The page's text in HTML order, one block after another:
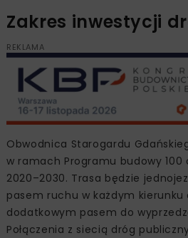
Zakres inwestycji
REKLAMA
Obwodnica Starogardu
w ramach Programu budowy
2020–2030. Trasa będzie
pasem ruchu w każdym
dodatkowym pasem do
Połączenia z siecią dróg